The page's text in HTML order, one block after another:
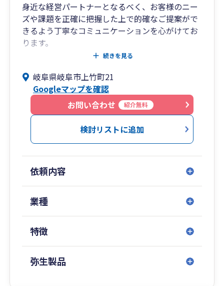
身近な経営パートナーとなるべく、お客様のニー
ズや課題を正確に把握した上で的確なご提案がで
きるよう丁寧なコミュニケーションを心がけてお
ります。
大手監査法人、中小税理士法人、独立後と監査、
し、複数の視点に基づいた横断的な提案が可能で
す。
続きを見る
岐阜県岐阜市上竹町21
Googleマップを確認
お問い合わせ
紹介無料
検討リストに追加
依頼内容
業種
特徴
弥生製品